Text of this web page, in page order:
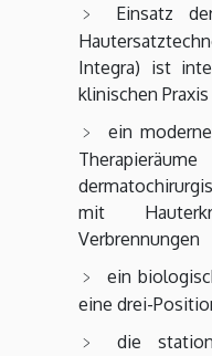
Einsatz
Integra) ist
klinischen Praxis
ein
mit
Verbrennungen
ein
eine drei-
die